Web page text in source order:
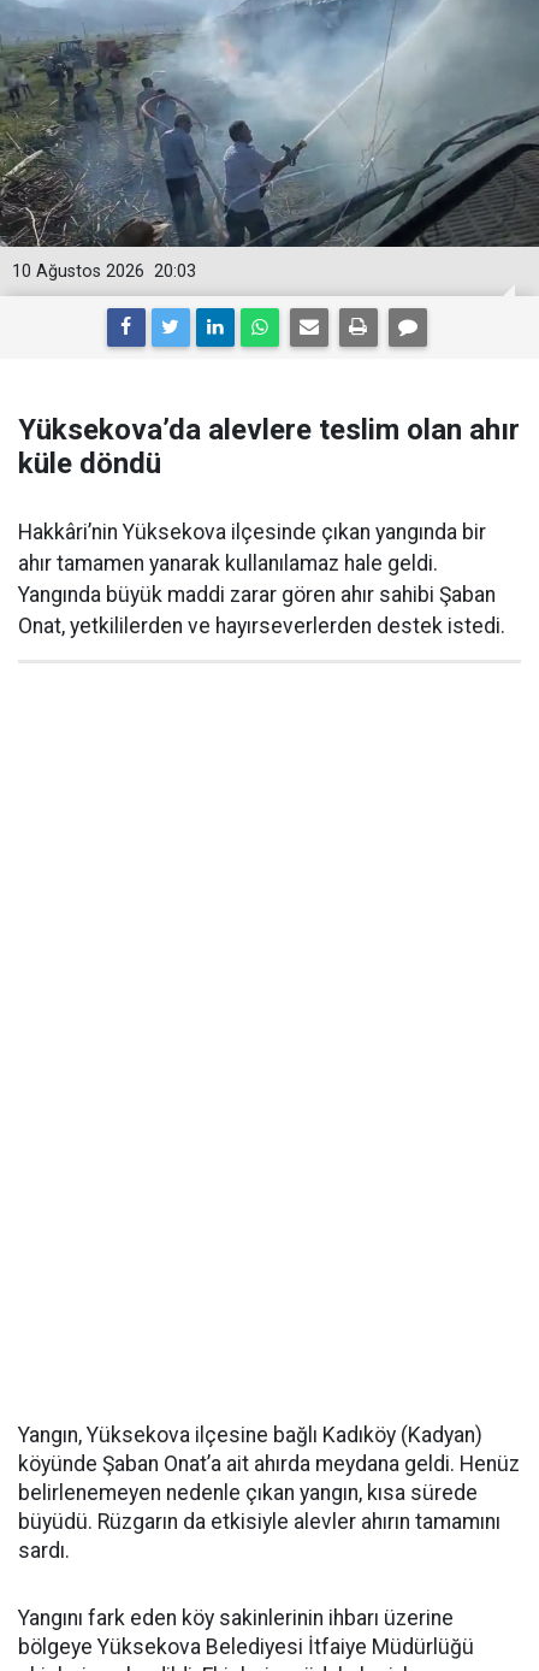
20:03
10 Ağustos 2026
Yüksekova’da alevlere teslim olan ahır
küle döndü
Hakkâri’nin Yüksekova ilçesinde çıkan yangında bir
ahır tamamen yanarak kullanılamaz hale geldi.
Yangında büyük maddi zarar gören ahır sahibi Şaban
Onat, yetkililerden ve hayırseverlerden destek istedi.
Yangın, Yüksekova ilçesine bağlı Kadıköy (Kadyan)
köyünde Şaban Onat’a ait ahırda meydana geldi. Henüz
belirlenemeyen nedenle çıkan yangın, kısa sürede
büyüdü. Rüzgarın da etkisiyle alevler ahırın tamamını
sardı.
Yangını fark eden köy sakinlerinin ihbarı üzerine
bölgeye Yüksekova Belediyesi İtfaiye Müdürlüğü